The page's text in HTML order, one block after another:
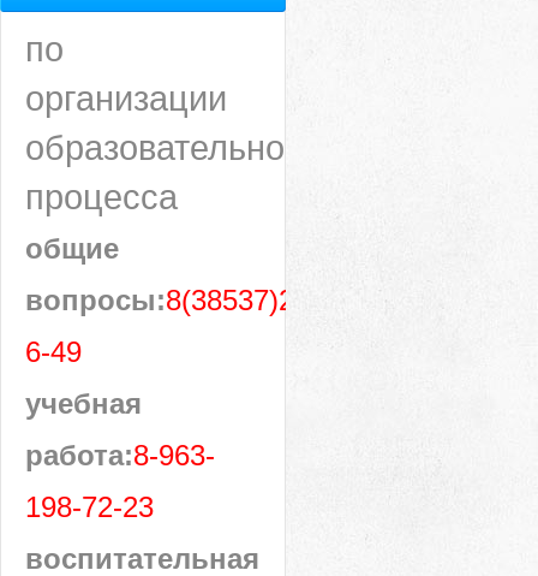
по
организации
образовательного
процесса
общие
вопросы:8(38537)28-
6-49
учебная
работа:8-963-
198-72-23
воспитательная